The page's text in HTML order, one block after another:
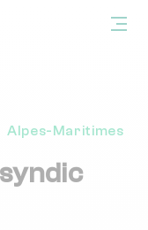
Alpes-Maritimes